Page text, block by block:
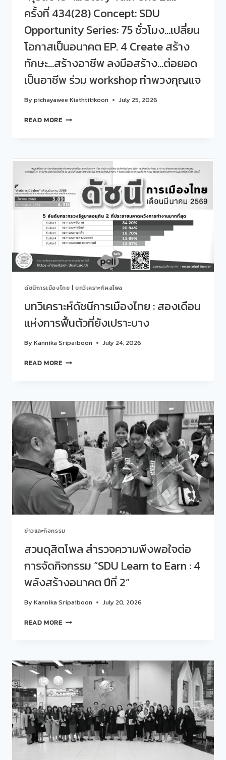
ครั้งที่ 434(28) Concept: SDU
Opportunity Series: 75 ชั่วโมง…เปลี่ยน
โอกาสเป็นอนาคต EP. 4 Create สร้าง
ทักษะ…สร้างอาชีพ ลงมือสร้าง…ต่อยอด
เป็นอาชีพ ร่วม workshop ทำพวงกุญแจ
Bypichayawee Kiathtitikoon July 25, 2026
READ MOREสวน
ร่วม
กับ
สนเทศ
แนะแนว
การ
ศึกษา
และ
อาชีพ
กิจกรรม
“คุย
ๆ…
STORY
TALK
ONE
LAB“
ครั้ง
434(28)
SERIES:
75
ชั่วโมง…
เปลี่ยน
โอกาส
เป็น
อนาคต
EP.
4
CREATE
สร้าง
ทักษะ…
อาชีพ
สร้าง…
ต่อย
อด
เป็น
ร่วม
ทำ
ดัชนีการเมืองไทย บทวิเคราะห์ผลโพล
บทวิเคราะห์ดัชนีการเมืองไทย : สองเดือน
แห่งการฟื้นตัวที่ยังเปราะบาง
ByKannika Sripaiboon July 24, 2026
READ MOREบท
ไทย
:
สอง
เดือน
แห่ง
การ
ฟื้น
ตัว
ที่
ยัง
เปราะ
บาง
ข่าวและกิจกรรม
สวนดุสิตโพล สำรวจความพึงพอใจต่อ
การจัดกิจกรรม “SDU Learn to Earn : 4
พลังสร้างอนาคต ปีที่ 2”
ByKannika Sripaiboon July 20, 2026
READ MOREสวน
สำรวจ
ความ
พึง
พอใจ
ต่อ
การ
จัด
กิจกรรม
“SDU